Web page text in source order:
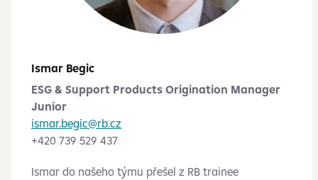
Ismar Begic
ESG & Support Products Origination Manager
Junior
ismar.begic@rb.cz
+420 739 529 437
Ismar do našeho týmu přešel z RB trainee